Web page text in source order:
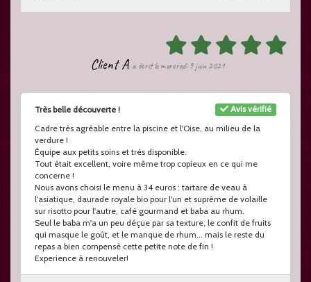
Client A a écrit le mercredi 9 juin 2021
Avis vérifié
Très belle découverte !
Cadre très agréable entre la piscine et l'Oise, au milieu de la
verdure !
Équipe aux petits soins et très disponible.
Tout était excellent, voire même trop copieux en ce qui me
concerne !
Nous avons choisi le menu à 34 euros : tartare de veau à
l'asiatique, daurade royale bio pour l'un et suprême de volaille
sur risotto pour l'autre, café gourmand et baba au rhum.
Seul le baba m'a un peu déçue par sa texture, le confit de fruits
qui masque le goût, et le manque de rhum... mais le reste du
repas a bien compensé cette petite note de fin !
Experience à renouveler!